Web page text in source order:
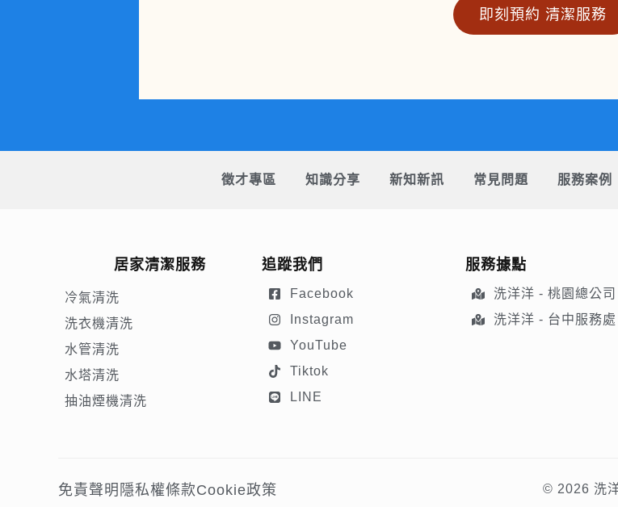
即刻預約 清潔服務
徵才專區 知識分享 新知新訊 常見問題 服務案例
居家清潔服務
冷氣清洗
洗衣機清洗
水管清洗
水塔清洗
抽油煙機清洗
追蹤我們
Facebook
Instagram
YouTube
Tiktok
LINE
服務據點
洗洋洋 - 桃園總公司
洗洋洋 - 台中服務處
免責聲明 隱私權條款Cookie政策 © 2026 洗